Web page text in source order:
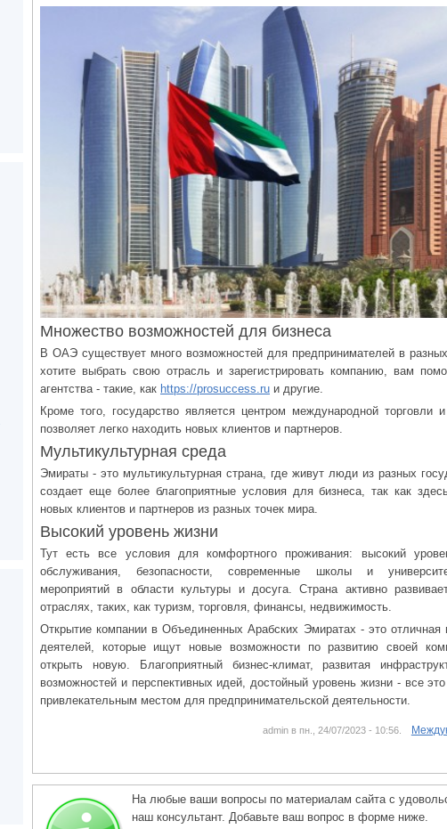
Множество возможностей для бизнеса
В ОАЭ существует много возможностей для предпринимателей в
хотите выбрать свою отрасль и зарегистрировать компанию, вам
агентства - такие, как https://prosuccess.ru и другие.
Кроме того, государство является центром международной торговли
позволяет легко находить новых клиентов и партнеров.
Мультикультурная среда
Эмираты - это мультикультурная страна, где живут люди из разных
создает еще более благоприятные условия для бизнеса, так как
новых клиентов и партнеров из разных точек мира.
Высокий уровень жизни
Тут есть все условия для комфортного проживания: высокий
обслуживания, безопасности, современные школы и
мероприятий в области культуры и досуга. Страна активно
отраслях, таких, как туризм, торговля, финансы, недвижимость.
Открытие компании в Объединенных Арабских Эмиратах - это отличная
деятелей, которые ищут новые возможности по развитию своей
открыть новую. Благоприятный бизнес-климат, развитая
возможностей и перспективных идей, достойный уровень жизни - все
привлекательным местом для предпринимательской деятельности.
admin в пн., 24/07/2023 - 10:56.
На любые ваши вопросы по материалам сайта с
наш консультант. Добавьте ваш вопрос в форме ниже.